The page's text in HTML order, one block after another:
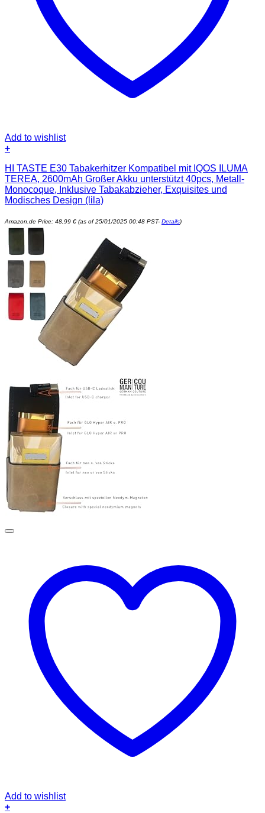
Add to wishlist
+
HI TASTE E30 Tabakerhitzer Kompatibel mit IQOS ILUMA
TEREA, 2600mAh Großer Akku unterstützt 40pcs, Metall-
Monocoque, Inklusive Tabakabzieher, Exquisites und
Modisches Design (lila)
Amazon.de Price: 48,99 € (as of 25/01/2025 00:48 PST- Details)
Add to wishlist
+